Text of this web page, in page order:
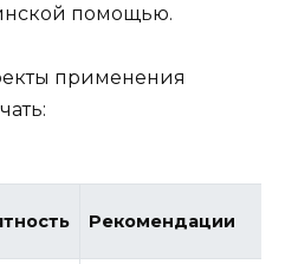
помощью.
применения
Рекомендации